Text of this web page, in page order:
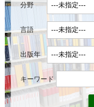
分野
言語
出版年
キーワード